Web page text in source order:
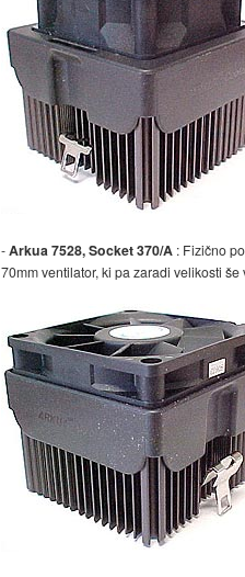
-Arkua 7528, Socket 370/A : Fizično
70mm ventilator, ki pa zaradi velikosti